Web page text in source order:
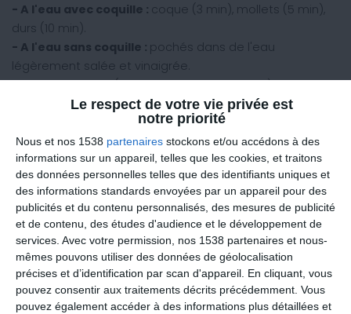
Le respect de votre vie privée est
notre priorité
Nous et nos 1538 partenaires stockons et/ou accédons à des
informations sur un appareil, telles que les cookies, et traitons
des données personnelles telles que des identifiants uniques et
des informations standards envoyées par un appareil pour des
publicités et du contenu personnalisés, des mesures de publicité
et de contenu, des études d'audience et le développement de
services. Avec votre permission, nos 1538 partenaires et nous-
mêmes pouvons utiliser des données de géolocalisation
précises et d’identification par scan d'appareil. En cliquant, vous
pouvez consentir aux traitements décrits précédemment. Vous
pouvez également accéder à des informations plus détaillées et
- A l'eau avec coquille : coque (3 min), mollets (5 min),
durs (10 min).
- A l'eau sans coquille : pochés dans de l'eau
légèrement salée et vinaigrée.
- Dans une poêle (à revêtement antiadhésif) bien
chaude : au plat ou en omelette.
(dans un saladier posé sur une
casserole d'eau bouillante) : brouillés avec du lait
écrémé.
- Au four :cocotte dans un ramequin allant au four.
- Au four à micro-ondes :dans un ramequin adapté,
cocotte (environ 1 min à puissance moyenne) ou
brouillés avec du lait écrémé (environ 1 min 30 en
remuant en cours de cuisson).
Pour vos féculents
- A la créole :dans une grande quantité d'eau